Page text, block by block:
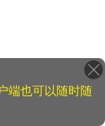
端也可以随时随